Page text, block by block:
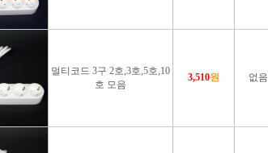
멀티코드 3구 2호,3호,5호,10
호 모음
3,510원 없음